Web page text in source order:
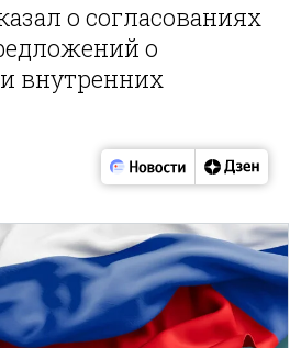
о согласованиях
о
внутренних